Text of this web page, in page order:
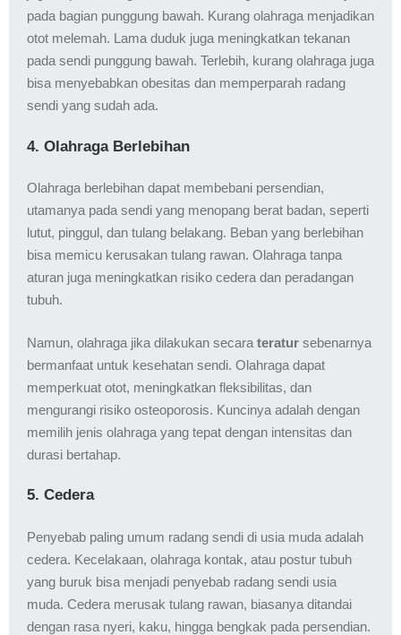
pada bagian punggung bawah. Kurang olahraga menjadikan
otot melemah. Lama duduk juga meningkatkan tekanan
pada sendi punggung bawah. Terlebih, kurang olahraga juga
bisa menyebabkan obesitas dan memperparah radang
sendi yang sudah ada.
4. Olahraga Berlebihan
Olahraga berlebihan dapat membebani persendian,
utamanya pada sendi yang menopang berat badan, seperti
lutut, pinggul, dan tulang belakang. Beban yang berlebihan
bisa memicu kerusakan tulang rawan. Olahraga tanpa
aturan juga meningkatkan risiko cedera dan peradangan
tubuh.
Namun, olahraga jika dilakukan secara teratur sebenarnya
bermanfaat untuk kesehatan sendi. Olahraga dapat
memperkuat otot, meningkatkan fleksibilitas, dan
mengurangi risiko osteoporosis. Kuncinya adalah dengan
memilih jenis olahraga yang tepat dengan intensitas dan
durasi bertahap.
5. Cedera
Penyebab paling umum radang sendi di usia muda adalah
cedera. Kecelakaan, olahraga kontak, atau postur tubuh
yang buruk bisa menjadi penyebab radang sendi usia
muda. Cedera merusak tulang rawan, biasanya ditandai
dengan rasa nyeri, kaku, hingga bengkak pada persendian.